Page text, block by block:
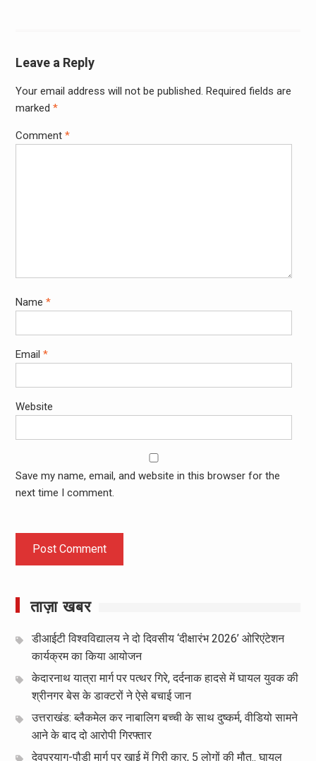
Leave a Reply
Your email address will not be published. Required fields are
marked *
Comment *
Name *
Email *
Website
Save my name, email, and website in this browser for the
next time I comment.
ताज़ा खबर
डीआईटी विश्वविद्यालय ने दो दिवसीय ‘दीक्षारंभ 2026’ ओरिएंटेशन
कार्यक्रम का किया आयोजन
केदारनाथ यात्रा मार्ग पर पत्थर गिरे, दर्दनाक हादसे में घायल युवक की
श्रीनगर बेस के डाक्टरों ने ऐसे बचाई जान
उत्तराखंड: ब्लैकमेल कर नाबालिग बच्ची के साथ दुष्कर्म, वीडियो सामने
आने के बाद दो आरोपी गिरफ्तार
देवप्रयाग-पौड़ी मार्ग पर खाई में गिरी कार, 5 लोगों की मौत.. घायल